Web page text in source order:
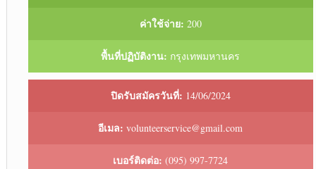
ค่าใช้จ่าย: 200
พื้นที่ปฏิบัติงาน: กรุงเทพมหานคร
ปิดรับสมัครวันที่: 14/06/2024
อีเมล: volunteerservice@gmail.com
เบอร์ติดต่อ: (095) 997-7724